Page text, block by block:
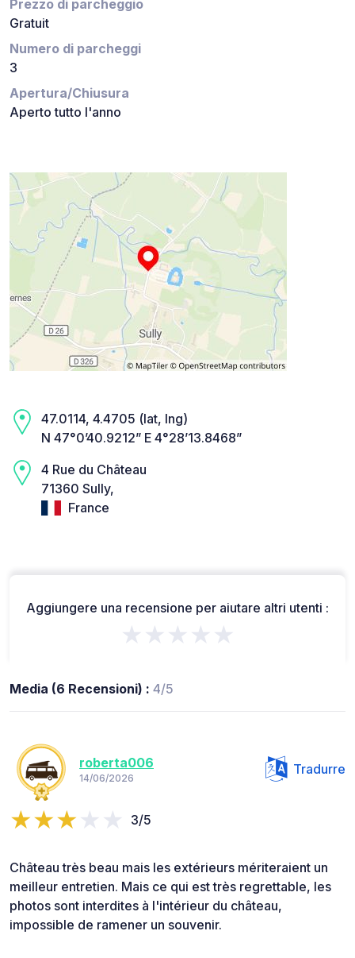
Prezzo di parcheggio
Gratuit
Numero di parcheggi
3
Apertura/Chiusura
Aperto tutto l'anno
47.0114, 4.4705 (lat, lng)
N 47°0’40.9212” E 4°28’13.8468”
4 Rue du Château
71360 Sully,
France
Aggiungere una recensione per aiutare altri utenti :
★★★★★
Media (6 Recensioni) : 4/5
roberta006
14/06/2026
Tradurre
3/5
Château très beau mais les extérieurs mériteraient un
meilleur entretien. Mais ce qui est très regrettable, les
photos sont interdites à l'intérieur du château,
impossible de ramener un souvenir.